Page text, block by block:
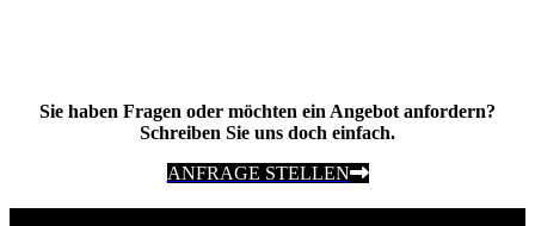
Sie haben Fragen oder möchten ein Angebot anfordern?
Schreiben Sie uns doch einfach.
ANFRAGE STELLEN